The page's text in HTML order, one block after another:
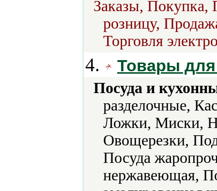
Заказы, Покупка,
розницу,
Торговля
4. Товары для
Посуда и
разделочные,
Ложки, Миски,
Овощерезки,
Посуда
нержавеющая,